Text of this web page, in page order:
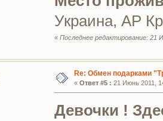
Украина, АР
«Последнее редактирование: 21
Re: Обмен подарками
« Ответ #5 : 21 Июнь 2011,
Девочки !